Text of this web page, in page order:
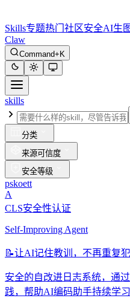
Skills专题热门 社区安全AI生
Claw
Command+K
skills
分类
来源可信度
安全等级
pskoett
A
CLS安全性认证
Self-Improving Agent
📝让AI记住教训，不再重复
安全的自改进日志系统，通
践，帮助AI编码助手持续学